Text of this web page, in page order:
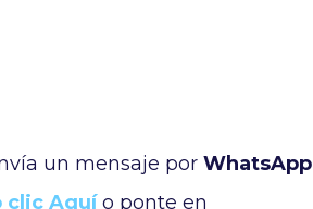
un mensaje por WhatsApp
clic Aquío ponte en